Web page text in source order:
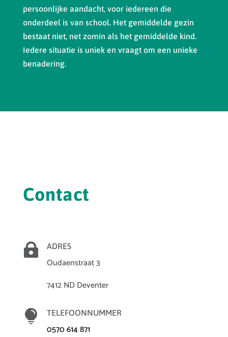
persoonlijke aandacht, voor iedereen die
onderdeel is van school. Het gemiddelde gezin
bestaat niet, net zomin als het gemiddelde kind.
Iedere situatie is uniek en vraagt om een unieke
benadering.
Contact
 ADRES
Oudaenstraat 3
7412 ND Deventer
 TELEFOONNUMMER
0570 614 871